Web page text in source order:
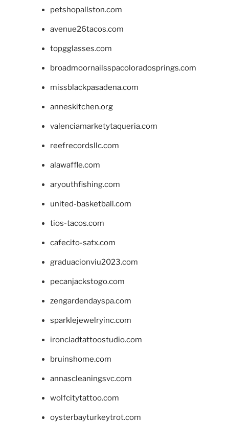
petshopallston.com
avenue26tacos.com
topgglasses.com
broadmoornailsspacoloradosprings.com
missblackpasadena.com
anneskitchen.org
valenciamarketytaqueria.com
reefrecordsllc.com
alawaffle.com
aryouthfishing.com
united-basketball.com
tios-tacos.com
cafecito-satx.com
graduacionviu2023.com
pecanjackstogo.com
zengardendayspa.com
sparklejewelryinc.com
ironcladtattoostudio.com
bruinshome.com
annascleaningsvc.com
wolfcitytattoo.com
oysterbayturkeytrot.com